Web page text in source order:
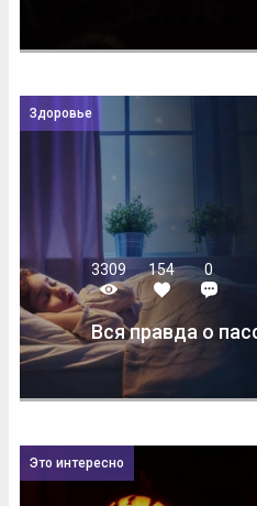
Здоровье
3309 154 0
Вся правда о
Это интересно